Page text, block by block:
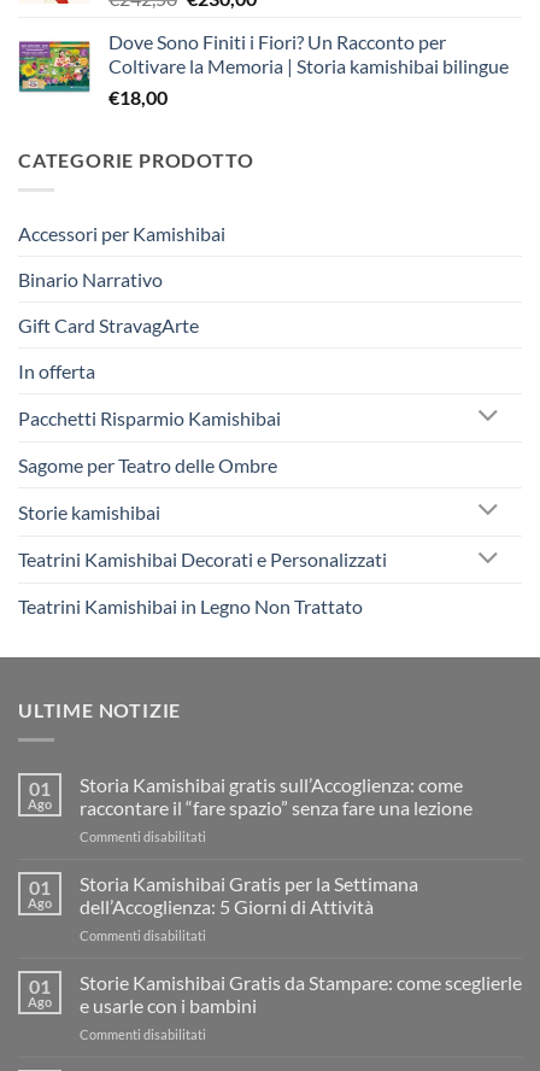
originale
era:
attuale
è:
Dove Sono Finiti i Fiori? Un Racconto per
Coltivare la Memoria | Storia kamishibai bilingue
€18,00
CATEGORIE PRODOTTO
Accessori per Kamishibai
Binario Narrativo
Gift Card StravagArte
In offerta
Pacchetti Risparmio Kamishibai
Sagome per Teatro delle Ombre
Storie kamishibai
Teatrini Kamishibai Decorati e Personalizzati
Teatrini Kamishibai in Legno Non Trattato
ULTIME NOTIZIE
01
Ago
Storia Kamishibai gratis sull’Accoglienza: come
raccontare il “fare spazio” senza fare una lezione
Commenti disabilitati
Kamishibai
gratis
sull’Accoglienza:
il
“fare
01
Ago
Storia Kamishibai Gratis per la Settimana
dell’Accoglienza: 5 Giorni di Attività
Commenti disabilitati
Kamishibai
Gratis
per
01
Ago
Storie Kamishibai Gratis da Stampare: come sceglierle
e usarle con i bambini
Commenti disabilitati